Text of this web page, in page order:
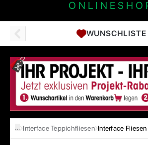
WUNSCHLISTE
… Interface Teppichfliesen Interface Fliesen